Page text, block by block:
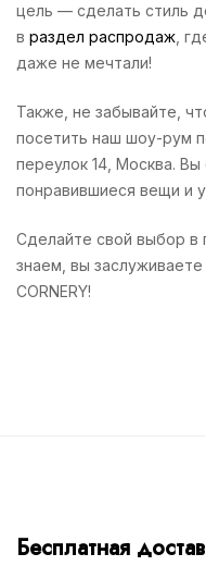
цель — сделать стиль
в раздел распродаж,
даже не мечтали!
Также, не забывайте,
посетить наш шоу-рум
переулок 14, Москва.
понравившиеся вещи и
Сделайте свой выбор в
знаем, вы
CORNERY!
Бесплатная